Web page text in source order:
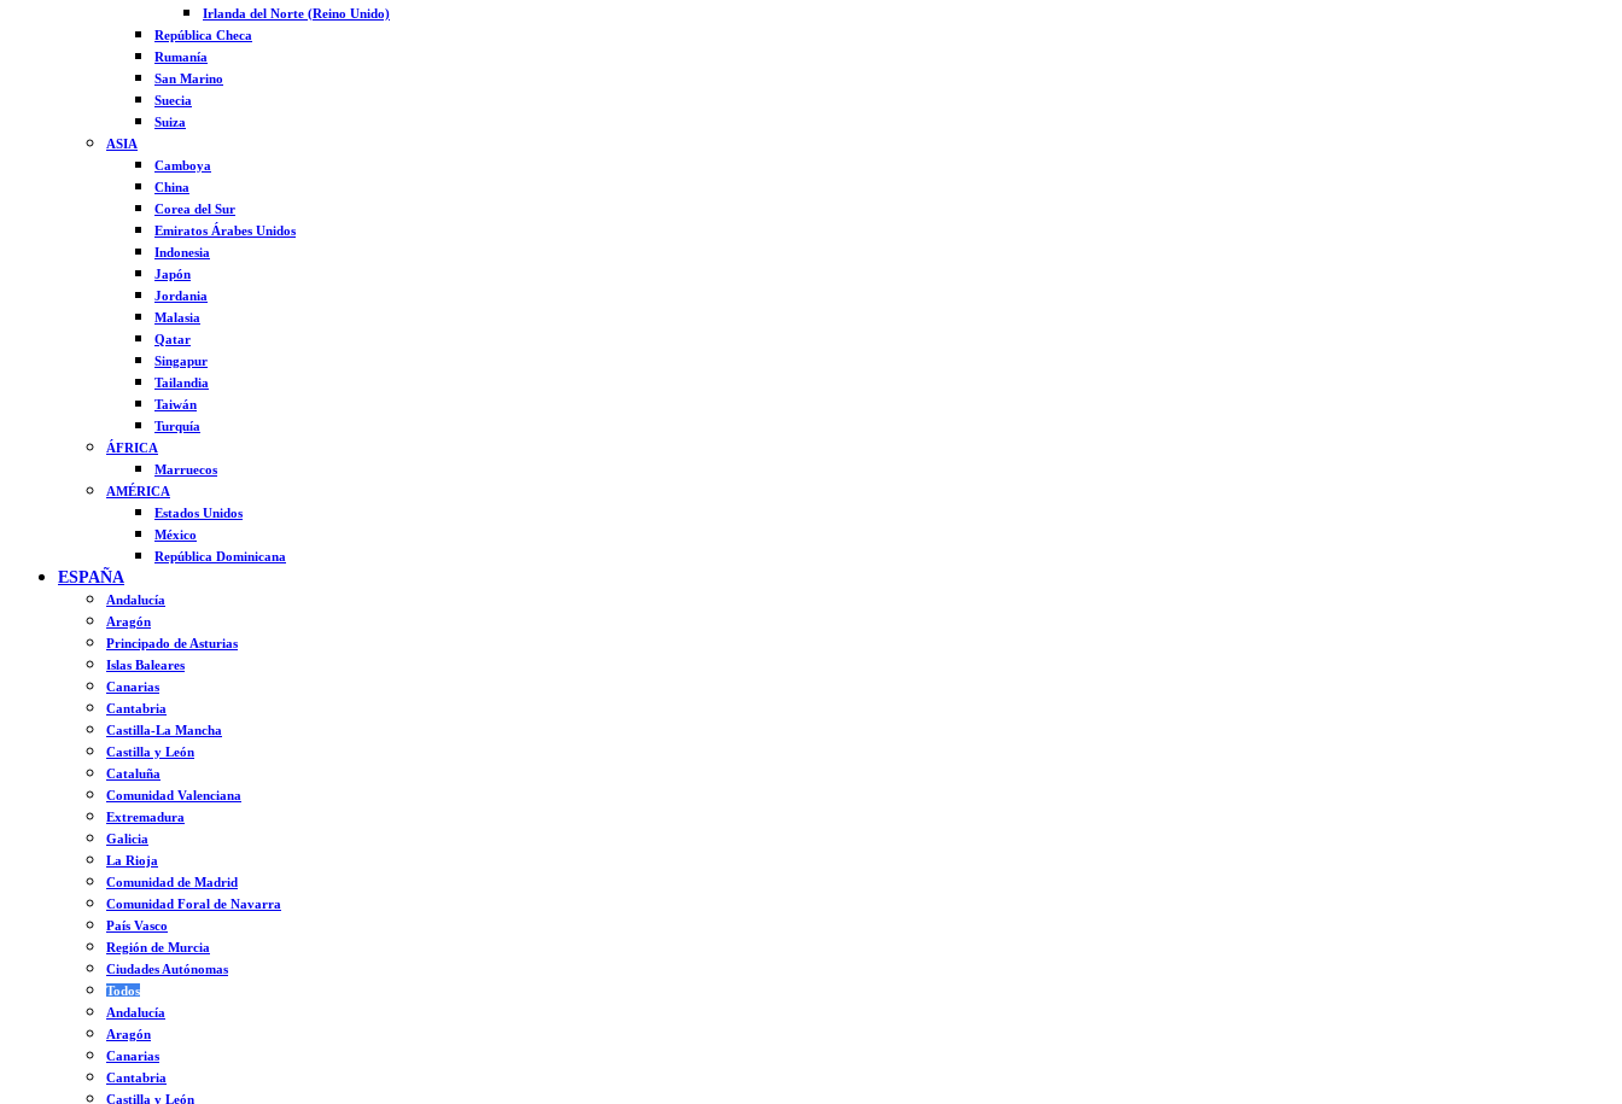
Irlanda del Norte (Reino Unido)
República Checa
Rumanía
San Marino
Suecia
Suiza
ASIA
Camboya
China
Corea del Sur
Emiratos Árabes Unidos
Indonesia
Japón
Jordania
Malasia
Qatar
Singapur
Tailandia
Taiwán
Turquía
ÁFRICA
Marruecos
AMÉRICA
Estados Unidos
México
República Dominicana
ESPAÑA
Andalucía
Aragón
Principado de Asturias
Islas Baleares
Canarias
Cantabria
Castilla-La Mancha
Castilla y León
Cataluña
Comunidad Valenciana
Extremadura
Galicia
La Rioja
Comunidad de Madrid
Comunidad Foral de Navarra
País Vasco
Región de Murcia
Ciudades Autónomas
Todos
Andalucía
Aragón
Canarias
Cantabria
Castilla y León